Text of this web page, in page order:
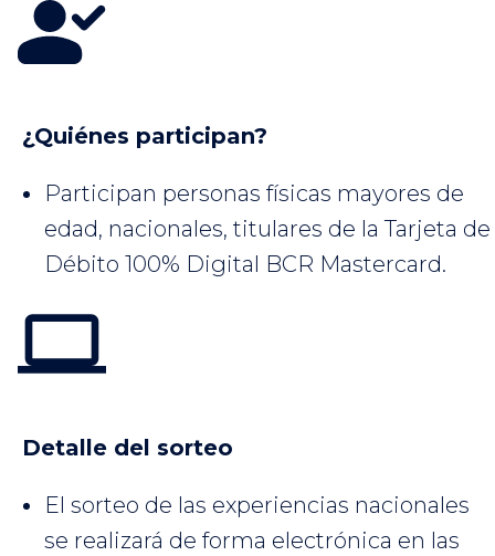
¿Quiénes participan?
Participan personas físicas mayores de
edad, nacionales, titulares de la Tarjeta de
Débito 100% Digital BCR Mastercard.
Detalle del sorteo
El sorteo de las experiencias nacionales
se realizará de forma electrónica en las